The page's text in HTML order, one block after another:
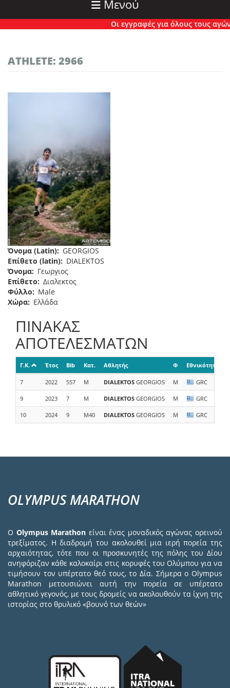
Μενού
Οι εγγραφές για όλους τους
ATHLETE: 2966
Όνομα (Latin)
GEORGIOS
Επίθετο (latin)
DIALEKTOS
Όνομα
Γεωργιος
Επίθετο
Διαλεκτος
Φύλλο
Male
Χώρα
Ελλάδα
ΠΙΝΑΚΑΣ
ΑΠΟΤΕΛΕΣΜΑΤΩΝ
Γ.Κ. Έτος Bib Κατ. Αθλητής Φ Εθνικότητα
7 2022 557 M DIALEKTOS GEORGIOS M GRC
9 2023 7 M DIALEKTOS GEORGIOS M GRC
10 2024 9 M40 DIALEKTOS GEORGIOS M GRC
OLYMPUS MARATHON
Ο Olympus Marathon είναι ένας μοναδικός αγώνας ορεινού
τρεξίματος. Η διαδρομή του ακολουθεί μια ιερή πορεία της
αρχαιότητας, τότε που οι προσκυνητές της πόλης του Δίου
ανηφόριζαν κάθε καλοκαίρι στις κορυφές του Ολύμπου για να
τιμήσουν τον υπέρτατο θεό τους, το Δία. Σήμερα ο Olympus
Marathon μετουσιώνει αυτή την πορεία σε υπέρτατο
αθλητικό γεγονός, με τους δρομείς να ακολουθούν τα ίχνη της
ιστορίας στο θρυλικό «βουνό των θεών»